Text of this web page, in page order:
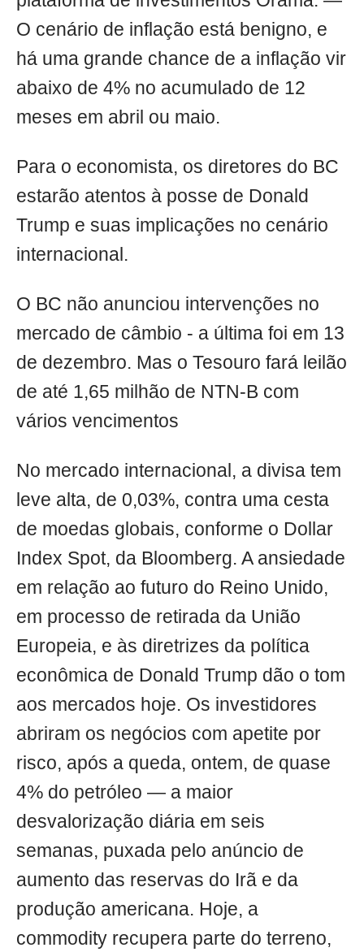
O cenário de inflação está benigno, e
há uma grande chance de a inflação vir
abaixo de 4% no acumulado de 12
meses em abril ou maio.
Para o economista, os diretores do BC
estarão atentos à posse de Donald
Trump e suas implicações no cenário
internacional.
O BC não anunciou intervenções no
mercado de câmbio - a última foi em 13
de dezembro. Mas o Tesouro fará leilão
de até 1,65 milhão de NTN-B com
vários vencimentos
No mercado internacional, a divisa tem
leve alta, de 0,03%, contra uma cesta
de moedas globais, conforme o Dollar
Index Spot, da Bloomberg. A ansiedade
em relação ao futuro do Reino Unido,
em processo de retirada da União
Europeia, e às diretrizes da política
econômica de Donald Trump dão o tom
aos mercados hoje. Os investidores
abriram os negócios com apetite por
risco, após a queda, ontem, de quase
4% do petróleo — a maior
desvalorização diária em seis
semanas, puxada pelo anúncio de
aumento das reservas do Irã e da
produção americana. Hoje, a
commodity recupera parte do terreno,